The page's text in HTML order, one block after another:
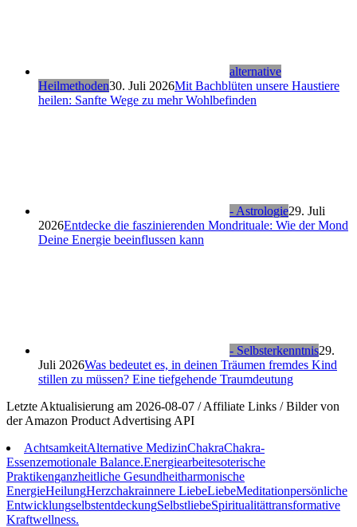
alternative
Heilmethoden30. Juli 2026Mit Bachblüten unsere Haustiere
heilen: Sanfte Wege zu mehr Wohlbefinden
- Astrologie29. Juli
2026Entdecke die faszinierenden Mondrituale: Wie der Mond
Deine Energie beeinflussen kann
- Selbsterkenntnis29.
Juli 2026Was bedeutet es, in deinen Träumen fremdes Kind
stillen zu müssen? Eine tiefgehende Traumdeutung
Letzte Aktualisierung am 2026-08-07 / Affiliate Links / Bilder von
der Amazon Product Advertising API
AchtsamkeitAlternative MedizinChakraChakra-
Essenzemotionale Balance.Energiearbeitesoterische
Praktikenganzheitliche Gesundheitharmonische
EnergieHeilungHerzchakrainnere LiebeLiebeMeditationpersönliche
EntwicklungselbstentdeckungSelbstliebeSpiritualitättransformative
Kraftwellness.